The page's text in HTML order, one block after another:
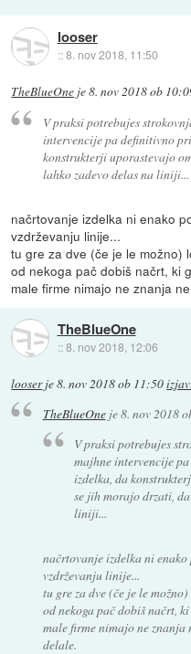
looser
::8. nov 2018, 11:50
TheBlueOne je8. nov 2018 ob
V praksi potrebujes
intervencije pa definitivno
konstrukterji uporastevajo
lahko zadevo delas na liniji...
načrtovanje izdelka ni enako
vzdrževanju linije...
tu gre za dve (če je le možno)
od nekoga pač dobiš načrt, ki
male firme nimajo ne znanja
TheBlueOne
::8. nov 2018, 12:06
looserje8. nov 2018 ob 11:50
TheBlueOneje8. nov 2018
V praksi potrebujes
majhne intervencije
izdelka, da
se jih morajo drzati,
liniji...
načrtovanje izdelka ni
vzdrževanju linije...
tu gre za dve (če je le
od nekoga pač dobiš načrt,
male firme nimajo ne znanja
delale.